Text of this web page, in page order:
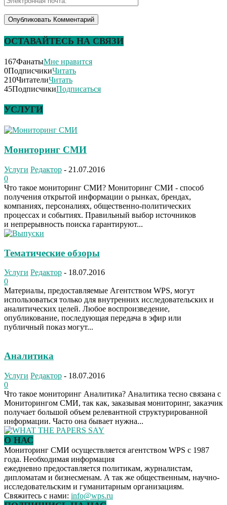
ОСТАВАЙТЕСЬ НА СВЯЗИ
167ФанатыМне нравится
0ПодписчикиЧитать
210ЧитателиЧитать
45ПодписчикиПодписаться
УСЛУГИ
Мониторинг СМИ
Услуги Редактор - 21.07.2016
0
Что такое мониторинг СМИ? Мониторинг СМИ - способ
получения открытой информации о рынках, брендах,
компаниях, персоналиях, общественно-политических
процессах и событиях. Правильный выбор источников
и непрерывность поиска гарантируют...
Тематические обзоры
Услуги Редактор - 18.07.2016
0
Материалы, предоставляемые Агентством WPS, могут
использоваться только для внутренних исследовательских и
аналитических целей. Любое воспроизведение,
опубликование, последующая передача в эфир или
публичный показ могут...
Аналитика
Услуги Редактор - 18.07.2016
0
Что такое мониторинг Аналитика? Аналитика тесно связана с
Мониторингом СМИ, так как, заказывая мониторинг, заказчик
получает большой объем релевантной структурированной
информации. Часто она бывает нужна...
О НАС
Мониторинг СМИ осуществляется агентством WPS с 1987
года. Необходимая информация
ежедневно предоставляется политикам, журналистам,
дипломатам и бизнесменам. А так же общественным, научно-
исследовательским и гуманитарным организациям.
Свяжитесь с нами: info@wps.ru